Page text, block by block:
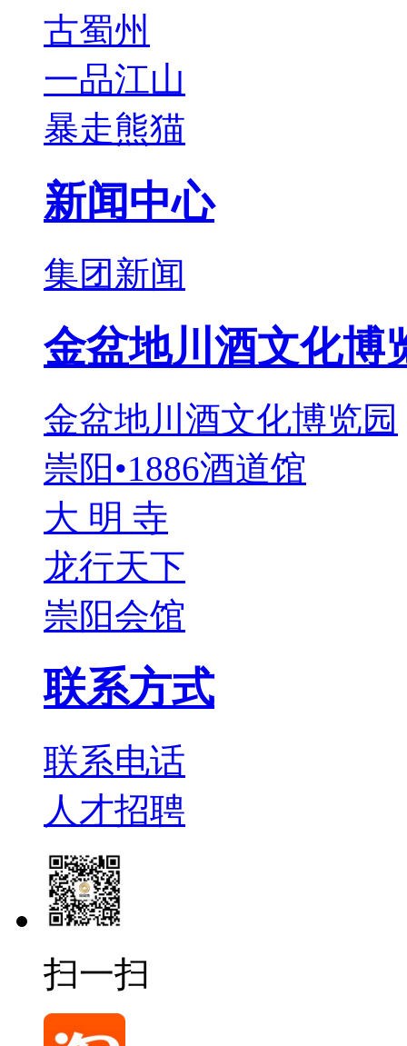
古蜀州
一品江山
暴走熊猫
新闻中心
集团新闻
金盆地川酒文化博
金盆地川酒文化博览园
崇阳•1886酒道馆
大 明 寺
龙行天下
崇阳会馆
联系方式
联系电话
人才招聘
扫一扫